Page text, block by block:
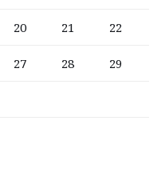
20 21 22
27 28 29